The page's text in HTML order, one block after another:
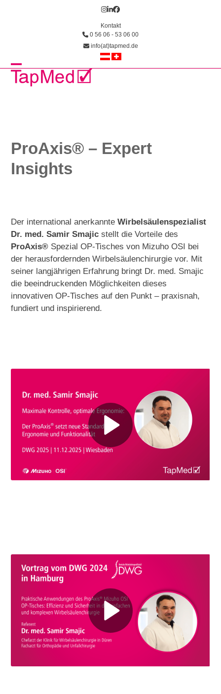
Instagram
LinkedIn
Facebook
Kontakt
0 56 06 - 53 06 00
info(at)tapmed.de
Open
Close
ProAxis® – Expert
Insights
Der international anerkannteWirbelsäulenspezialist
Dr. med. Samir Smajic stellt die Vorteile des
ProAxis® Spezial OP-Tisches von Mizuho OSI bei
der herausfordernden Wirbelsäulenchirurgie vor. Mit
seiner langjährigen Erfahrung bringt Dr. med. Smajic
die beeindruckenden Möglichkeiten dieses
innovativen OP-Tisches auf den Punkt – praxisnah,
fundiert und inspirierend.